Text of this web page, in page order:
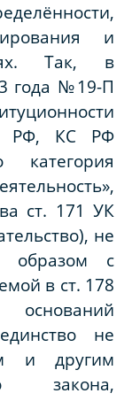
и
Так, в
года №19-П
РФ, КС РФ
ст. 171 УК
не
образом с
в ст. 178
не
и другим
закона,